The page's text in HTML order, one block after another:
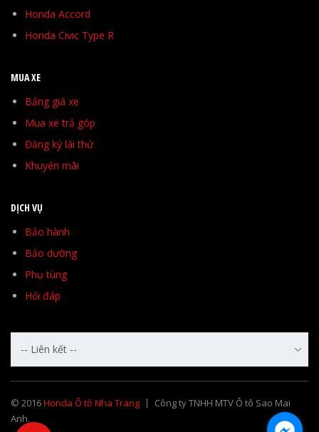
Honda Accord
Honda Civic Type R
MUA XE
Bảng giá xe
Mua xe trả góp
Đăng ký lái thử
Khuyến mãi
DỊCH VỤ
Bảo hành
Bảo dưỡng
Phụ tùng
Hỏi đáp
-- Liên kết --
© 2016Honda Ô tô Nha Trang
Công ty TNHH MTV Ô tô Sao Mai
Anh.